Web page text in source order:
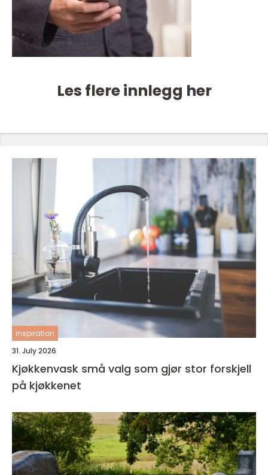
Les flere innlegg her
inspiration
31. July 2026
Kjøkkenvask små valg som gjør stor forskjell
på kjøkkenet